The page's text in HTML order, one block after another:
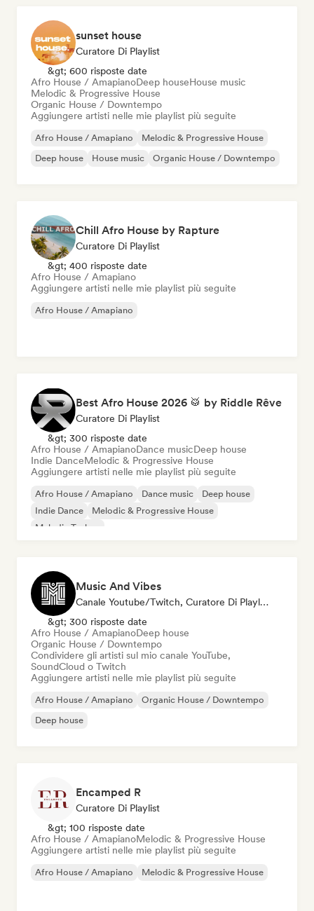
sunset house
Curatore Di Playlist
&gt; 600 risposte date
Afro House / AmapianoDeep houseHouse music
Melodic & Progressive House
Organic House / Downtempo
Aggiungere artisti nelle mie playlist più seguite
Afro House / Amapiano
Melodic & Progressive House
Deep house
House music Organic House / Downtempo
Chill Afro House by Rapture
Curatore Di Playlist
&gt; 400 risposte date
Afro House / Amapiano
Aggiungere artisti nelle mie playlist più seguite
Afro House / Amapiano
Best Afro House 2026 🥁 by Riddle Rêve
Curatore Di Playlist
&gt; 300 risposte date
Afro House / AmapianoDance musicDeep house
Indie DanceMelodic & Progressive House
Aggiungere artisti nelle mie playlist più seguite
Afro House / Amapiano Dance music
Deep house
Indie Dance
Melodic & Progressive House
Melodic Techno
Music And Vibes
Canale Youtube/Twitch, Curatore Di Playlist
&gt; 300 risposte date
Afro House / AmapianoDeep house
Organic House / Downtempo
Condividere gli artisti sul mio canale YouTube,
SoundCloud o Twitch
Aggiungere artisti nelle mie playlist più seguite
Afro House / Amapiano
Organic House / Downtempo
Deep house
Encamped R
Curatore Di Playlist
&gt; 100 risposte date
Afro House / AmapianoMelodic & Progressive House
Aggiungere artisti nelle mie playlist più seguite
Afro House / Amapiano Melodic & Progressive House